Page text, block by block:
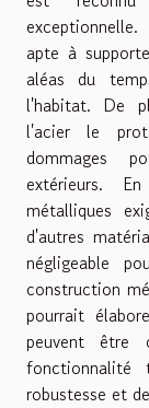
apte à
aléas du
l'habitat. De
l'acier le
dommages
extérieurs.
métalliques
d'autres
négligeable
construction
pourrait
peuvent être
robustesse et